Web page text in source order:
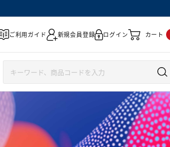
ご利用ガイド 新規会員登録 ログイン カート